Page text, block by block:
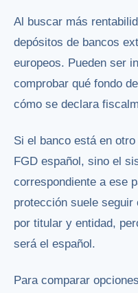
Al buscar más
depósitos de bancos
europeos. Pueden ser
comprobar qué fondo
cómo se declara
Si el banco está en
FGD español, sino el
correspondiente a ese
protección suele seguir
por titular y entidad,
será el español.
Para comparar